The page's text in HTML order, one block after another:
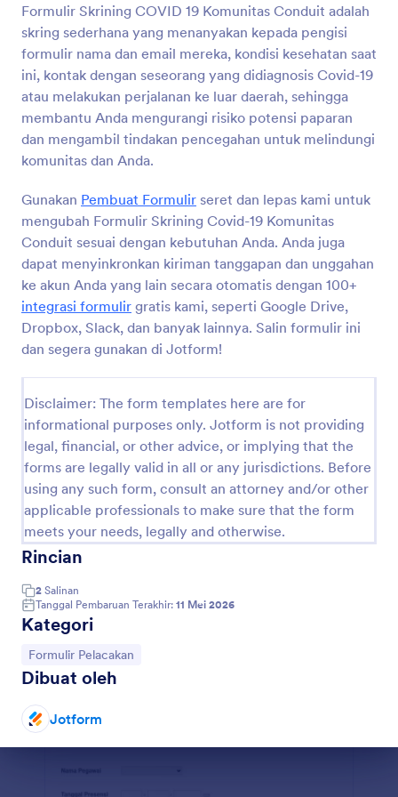
Formulir Skrining COVID 19 Komunitas Conduit adalah
skring sederhana yang menanyakan kepada pengisi
formulir nama dan email mereka, kondisi kesehatan saat
ini, kontak dengan seseorang yang didiagnosis Covid-19
atau melakukan perjalanan ke luar daerah, sehingga
membantu Anda mengurangi risiko potensi paparan
dan mengambil tindakan pencegahan untuk melindungi
komunitas dan Anda.
Gunakan Pembuat Formulir seret dan lepas kami untuk
mengubah Formulir Skrining Covid-19 Komunitas
Conduit sesuai dengan kebutuhan Anda. Anda juga
dapat menyinkronkan kiriman tanggapan dan unggahan
ke akun Anda yang lain secara otomatis dengan 100+
integrasi formulir gratis kami, seperti Google Drive,
Dropbox, Slack, dan banyak lainnya. Salin formulir ini
dan segera gunakan di Jotform!
Disclaimer: The form templates here are for
informational purposes only. Jotform is not providing
legal, financial, or other advice, or implying that the
forms are legally valid in all or any jurisdictions. Before
using any such form, consult an attorney and/or other
applicable professionals to make sure that the form
meets your needs, legally and otherwise.
Rincian
2 Salinan
Tanggal Pembaruan Terakhir: 11 Mei 2026
Kategori
Buka Kategori:
Formulir Pelacakan
Dibuat oleh
Jotform
lepas kami untuk mengubah Formulir Pengajuan Cuti
sesuai dengan kebutuhan Anda. Anda juga dapat
menyinkronkan kiriman tanggapan dan unggahan ke
akun Anda yang lain secara otomatis dengan 100+
integrasi formulir gratis kami, seperti Google Drive,
Dropbox, Slack, dan banyak lainnya. Salin formulir ini
dan segera gunakan di Jotform!
Pratinjau
Formulir Inventaris Perlengkapan Kantor
Di lingkungan kantor, penting untuk mengelola
persedian inventaris secara sistematis dan efisien
untuk mencegah terganggunya alur kerja di kantor.
Anda dapat menggunakan Templat Formulir
Inventaris Perlengkapan Kantor ini untuk mengelola
perlengkapan kantor dengan mudah. Templat ini
menggunakan Configurable List (Daftar yang dapat
menambahkan perlengkapan kantor secara dinamis.
Judul kolom pada Daftar adalah nomor barang, nama
barang, kategori, jumlah barang yang ada, jumlah
yang akan dipesan, dan harga satuan. Formulir ini
memeriksa inventarisir dan pemberi persetujuan.
Formulir seret dan lepas kami untuk menggubah
formulir di halaman situs web Anda, atau gunakan
dari tautan sebagai formulir mandiri. Anda juga dapat
Go to Category:
Formulir Pelacakan